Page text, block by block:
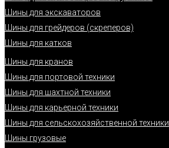
Шины для экскаваторов
Шины для грейдеров (скреперов)
Шины для катков
Шины для кранов
Шины для портовой техники
Шины для шахтной техники
Шины для карьерной техники
Шины для сельскохозяйственной техники
Шины грузовые